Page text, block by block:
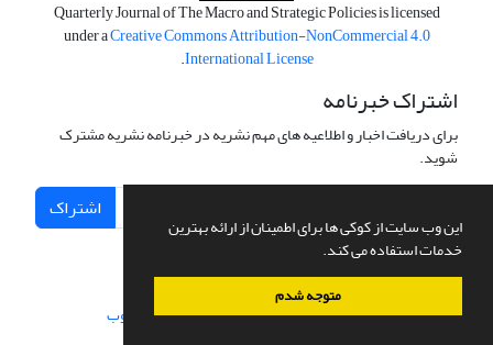
این وب سایت از کوکی ها برای اطمینان از ارائه بهترین
خدمات استفاده می کند.
متوجه شدم
Quarterly Journal of The Macro and Strategic Policies is licensed
under aCreative Commons Attribution-NonCommercial 4.0
International License
.
اشتراک خبرنامه
برای دریافت اخبار و اطلاعیه های مهم نشریه در خبرنامه نشریه مشترک
شوید.
اشتراک
سامانه مدیریت نشریات علمی.طراحی و پیاده سازی از سیناوب